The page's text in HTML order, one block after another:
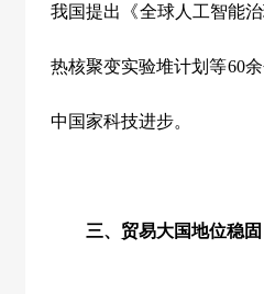
我国提出《全球人工智能
热核聚变实验堆计划等60
中国家科技进步。
三、贸易大国地位稳固